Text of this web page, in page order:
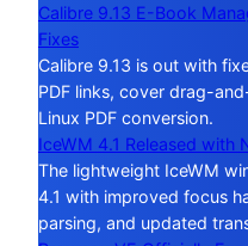
Calibre 9.13 E-Book
Fixes
Calibre 9.13 is out with
PDF links, cover drag-
Linux PDF conversion.
IceWM 4.1 Released with
The lightweight IceWM
4.1 with improved focus
parsing, and updated